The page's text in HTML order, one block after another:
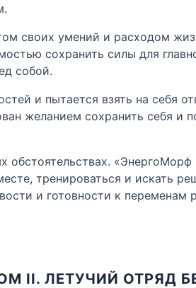
своих умений и расходом
сохранить силы для
собой.
и пытается взять на себя
желанием сохранить себя и
обстоятельствах.
тренироваться и искать
и готовности к переменам
II. ЛЕТУЧИЙ ОТРЯД